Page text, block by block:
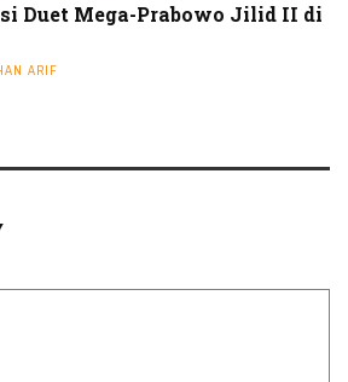
Duet Mega-Prabowo Jilid II di
ARIF